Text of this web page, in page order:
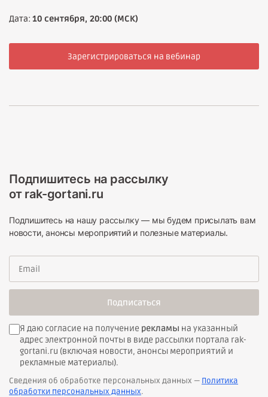
Дата: 10 сентября, 20:00 (МСК)
Зарегистрироваться на вебинар
Подпишитесь на рассылку
от rak-gortani.ru
Подпишитесь на нашу рассылку — мы будем присылать вам
новости, анонсы мероприятий и полезные материалы.
Я даю согласие на получение рекламы на указанный
адрес электронной почты в виде рассылки портала rak-
gortani.ru (включая новости, анонсы мероприятий и
рекламные материалы).
Сведения об обработке персональных данных — Политика
обработки персональных данных.
Подписаться